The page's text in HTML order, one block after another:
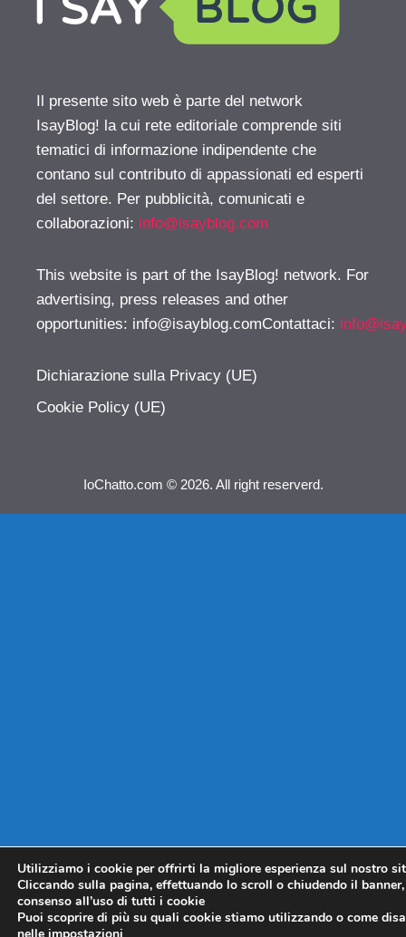
Il presente sito web è parte del network
IsayBlog! la cui rete editoriale comprende siti
tematici di informazione indipendente che
contano sul contributo di appassionati ed esperti
del settore. Per pubblicità, comunicati e
collaborazioni: info@isayblog.com
This website is part of the IsayBlog! network. For
advertising, press releases and other
opportunities: info@isayblog.comContattaci:
Dichiarazione sulla Privacy (UE)
Cookie Policy (UE)
IoChatto.com © 2026. All right reserverd.
Utilizziamo i cookie per offrirti la migliore esperienza sul nostro
Cliccando sulla pagina, effettuando lo scroll o chiudendo il
consenso all’uso di tutti i cookie
Puoi scoprire di più su quali cookie stiamo utilizzando o come